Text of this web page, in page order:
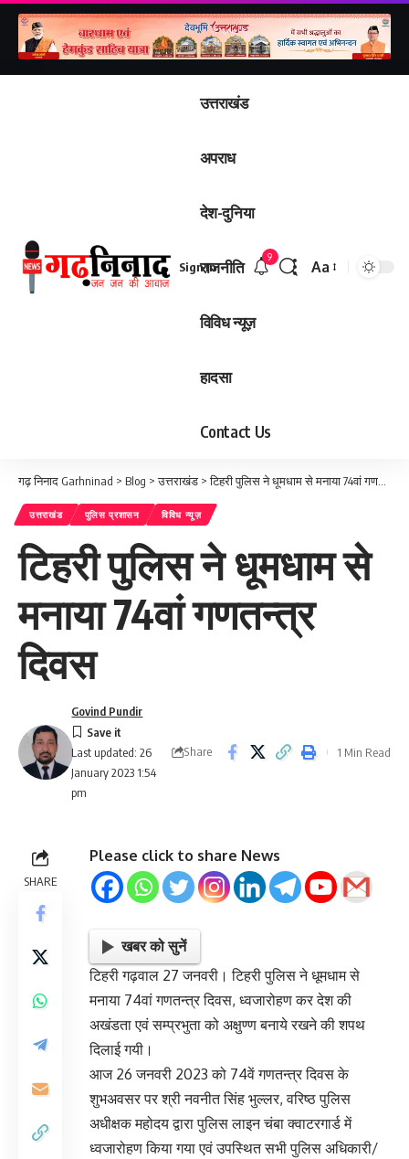
उत्तराखंड
अपराध
देश-दुनिया
राजनीति
विविध न्यूज़
हादसा
Contact Us
Sign In
9
Font
Aa
गढ़ निनाद Garhninad > Blog >उत्तराखंड >टिहरी पुलिस ने धूमधाम से मनाया 74वां गणतन्त्र दिवस
उत्तराखंड पुलिस प्रशासन विविध न्यूज़
टिहरी पुलिस ने धूमधाम से
मनाया 74वां गणतन्त्र
दिवस
Last updated: 26
January 2023 1:54
pm
Govind Pundir
Share 1 Min Read
SHARE
Please click to share News
खबर को सुनें
टिहरी गढ़वाल 27 जनवरी। टिहरी पुलिस ने धूमधाम से
मनाया 74वां गणतन्त्र दिवस, ध्वजारोहण कर देश की
अखंडता एवं सम्प्रभुता को अक्षुण्ण बनाये रखने की शपथ
दिलाई गयी।
आज 26 जनवरी 2023 को 74वें गणतन्त्र दिवस के
शुभअवसर पर श्री नवनीत सिंह भुल्लर, वरिष्ठ पुलिस
अधीक्षक महोदय द्वारा पुलिस लाइन चंबा क्वाटरगार्ड में
ध्वजारोहण किया गया एवं उपस्थित सभी पुलिस अधिकारी/